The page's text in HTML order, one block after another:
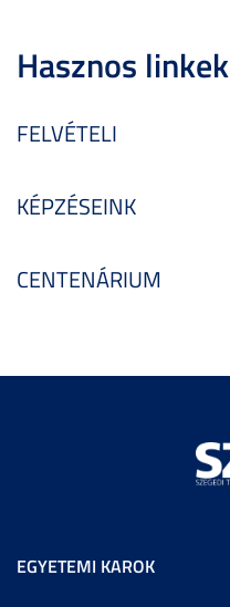
Hasznos linkek
FELVÉTELI
KÉPZÉSEINK
CENTENÁRIUM
EGYETEMI KAROK